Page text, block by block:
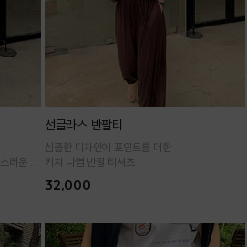
선글라스 반팔티
심플한 디자인에 포인트를 더한
키치 나염 반팔 티셔츠
32,000